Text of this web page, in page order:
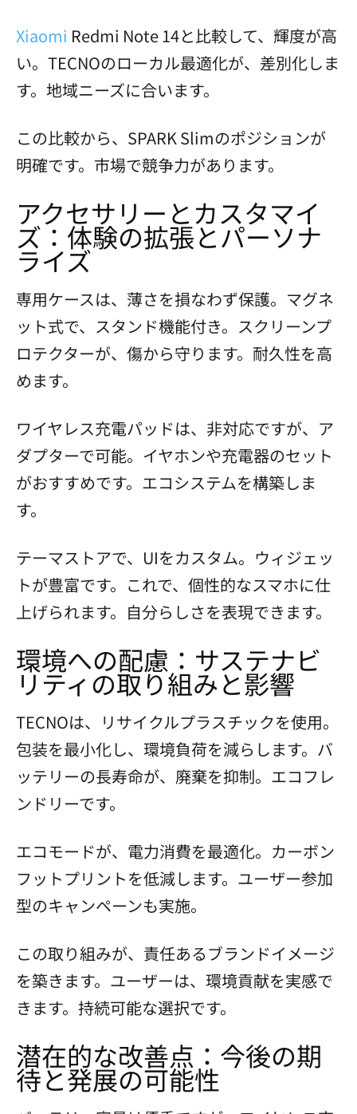
Xiaomi Redmi Note 14と比較して、輝度が高
い。TECNOのローカル最適化が、差別化しま
す。地域ニーズに合います。
この比較から、SPARK Slimのポジションが
明確です。市場で競争力があります。
アクセサリーとカスタマイ
ズ：体験の拡張とパーソナ
ライズ
専用ケースは、薄さを損なわず保護。マグネ
ット式で、スタンド機能付き。スクリーンプ
ロテクターが、傷から守ります。耐久性を高
めます。
ワイヤレス充電パッドは、非対応ですが、ア
ダプターで可能。イヤホンや充電器のセット
がおすすめです。エコシステムを構築しま
す。
テーマストアで、UIをカスタム。ウィジェッ
トが豊富です。これで、個性的なスマホに仕
上げられます。自分らしさを表現できます。
環境への配慮：サステナビ
リティの取り組みと影響
TECNOは、リサイクルプラスチックを使用。
包装を最小化し、環境負荷を減らします。バ
ッテリーの長寿命が、廃棄を抑制。エコフレ
ンドリーです。
エコモードが、電力消費を最適化。カーボン
フットプリントを低減します。ユーザー参加
型のキャンペーンも実施。
この取り組みが、責任あるブランドイメージ
を築きます。ユーザーは、環境貢献を実感で
きます。持続可能な選択です。
潜在的な改善点：今後の期
待と発展の可能性